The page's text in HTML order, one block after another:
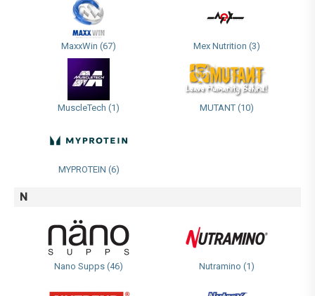
MaxxWin (67) Mex Nutrition (3)
MuscleTech (1) MUTANT (10)
MYPROTEIN (6)
N
Nano Supps (46) Nutramino (1)